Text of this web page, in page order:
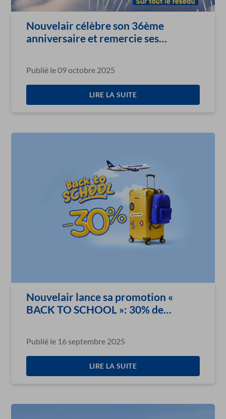
Nouvelair célèbre son 36ème
anniversaire et remercie ses
sur tout le réseau
Publié le 09 octobre 2025
LIRE LA SUITE
Nouvelair lance sa promotion «
BACK TO SCHOOL »: 30% de
Publié le 16 septembre 2025
LIRE LA SUITE